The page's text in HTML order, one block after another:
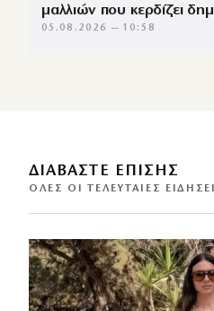
μαλλιών που κερδίζει
05.08.2026 — 10:58
ΔΙΑΒΑΣΤΕ ΕΠΙΣΗΣ
ΌΛΕΣ ΟΙ ΤΕΛΕΥΤΑΊΕΣ